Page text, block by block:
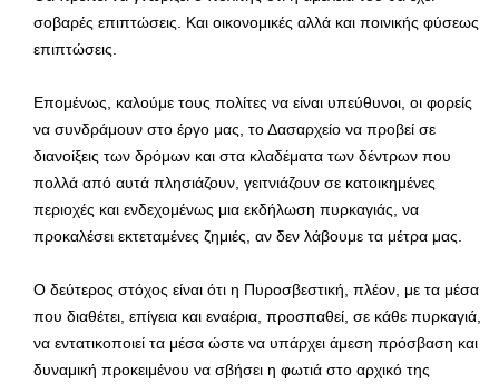
σοβαρές επιπτώσεις. Και οικονομικές αλλά και ποινικής φύσεως
επιπτώσεις.
Επομένως, καλούμε τους πολίτες να είναι υπεύθυνοι, οι φορείς
να συνδράμουν στο έργο μας, το Δασαρχείο να προβεί σε
διανοίξεις των δρόμων και στα κλαδέματα των δέντρων που
πολλά από αυτά πλησιάζουν, γειτνιάζουν σε κατοικημένες
περιοχές και ενδεχομένως μια εκδήλωση πυρκαγιάς, να
προκαλέσει εκτεταμένες ζημιές, αν δεν λάβουμε τα μέτρα μας.
Ο δεύτερος στόχος είναι ότι η Πυροσβεστική, πλέον, με τα μέσα
που διαθέτει, επίγεια και εναέρια, προσπαθεί, σε κάθε πυρκαγιά,
να εντατικοποιεί τα μέσα ώστε να υπάρχει άμεση πρόσβαση και
δυναμική προκειμένου να σβήσει η φωτιά στο αρχικό της